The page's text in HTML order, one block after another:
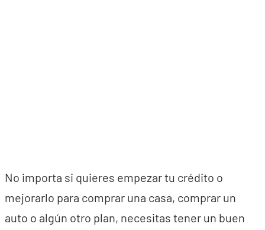
No importa si quieres empezar tu crédito o
mejorarlo para comprar una casa, comprar un
auto o algún otro plan, necesitas tener un buen